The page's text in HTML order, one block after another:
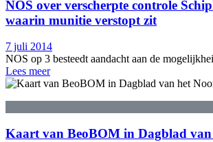
NOS over verscherpte controle
waarin munitie verstopt zit
7 juli 2014
NOS op 3 besteedt aandacht aan de
Lees meer
Kaart van BeoBOM in Dagblad van